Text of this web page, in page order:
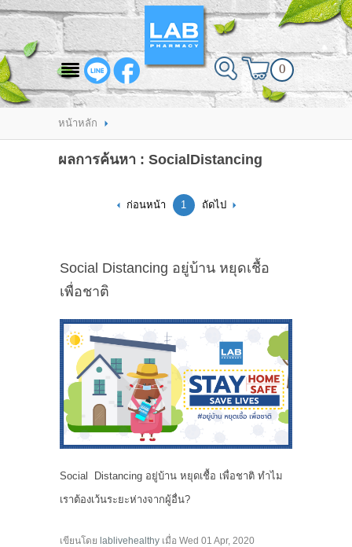
สินค้าที่สนใจ
HOME
ABOUT LAB PHARMACY
PRODUCT
แจ้งชำระเงิน
CONTACT US
BRANCH
0
หน้าหลัก
ผลการค้นหา : SocialDistancing
ก่อนหน้า 1 ถัดไป
Social Distancing อยู่บ้าน หยุดเชื้อ
เพื่อชาติ
Social Distancing อยู่บ้าน หยุดเชื้อ เพื่อชาติ ทำไม
เราต้องเว้นระยะห่างจากผู้อื่น?
เขียนโดย lablivehealthy เมื่อ Wed 01 Apr, 2020